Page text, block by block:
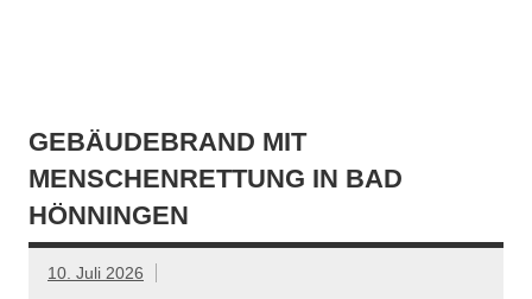
GEBÄUDEBRAND MIT
MENSCHENRETTUNG IN BAD
HÖNNINGEN
10. Juli 2026